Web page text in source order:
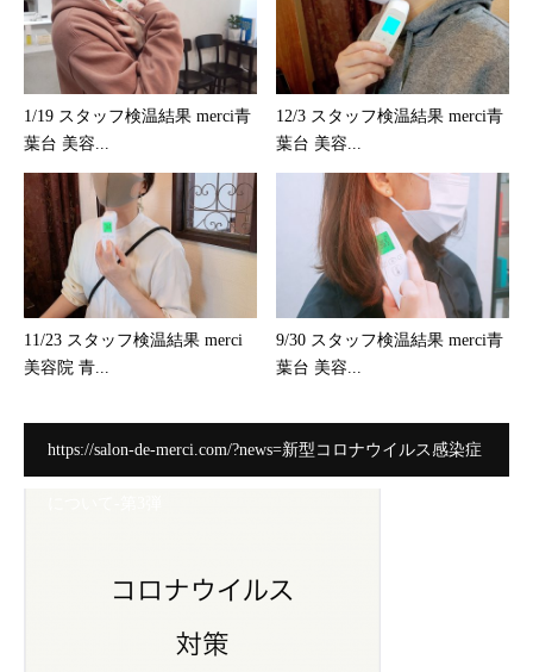
1/19 スタッフ検温結果 merci青
葉台 美容...
12/3 スタッフ検温結果 merci青
葉台 美容...
11/23 スタッフ検温結果 merci
美容院 青...
9/30 スタッフ検温結果 merci青
葉台 美容...
https://salon-de-merci.com/?news=新型コロナウイルス感染症